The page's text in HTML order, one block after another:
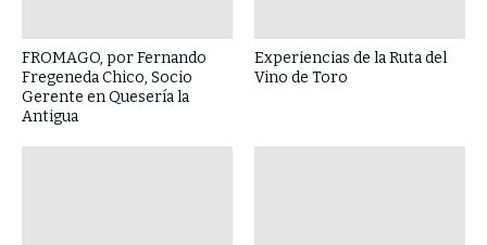
FROMAGO, por Fernando
Fregeneda Chico, Socio
Gerente en Quesería la
Antigua
Experiencias de la Ruta del
Vino de Toro